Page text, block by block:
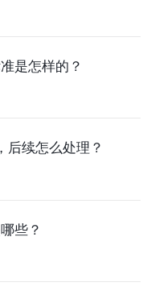
是怎样的？
后续怎么处理？
些？